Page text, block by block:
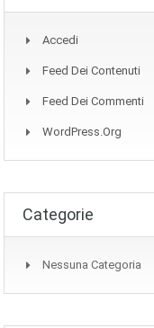
Accedi
Feed Dei Contenuti
Feed Dei Commenti
WordPress.org
Categorie
Nessuna Categoria